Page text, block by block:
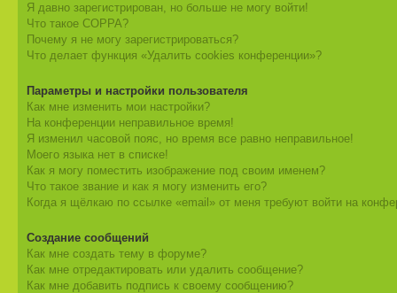
Я давно зарегистрирован, но больше не могу войти!
Что такое COPPA?
Почему я не могу зарегистрироваться?
Что делает функция «Удалить cookies конференции»?
Параметры и настройки пользователя
Как мне изменить мои настройки?
На конференции неправильное время!
Я изменил часовой пояс, но время все равно неправильное!
Моего языка нет в списке!
Как я могу поместить изображение под своим именем?
Что такое звание и как я могу изменить его?
Когда я щёлкаю по ссылке «email» от меня требуют войти на
Создание сообщений
Как мне создать тему в форуме?
Как мне отредактировать или удалить сообщение?
Как мне добавить подпись к своему сообщению?